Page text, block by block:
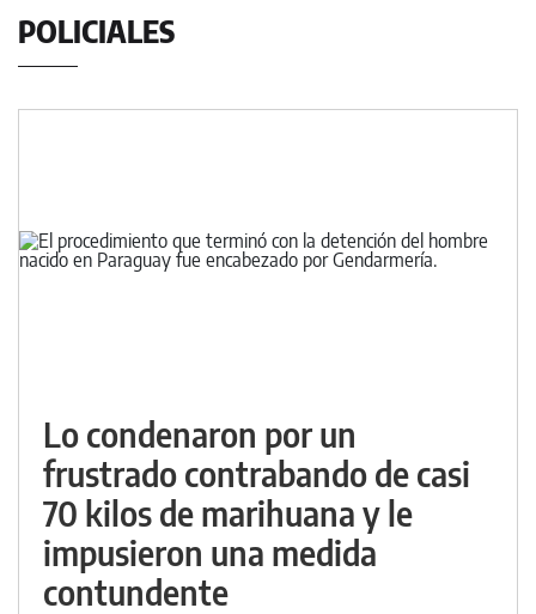
POLICIALES
Lo condenaron por un
frustrado contrabando de casi
70 kilos de marihuana y le
impusieron una medida
contundente